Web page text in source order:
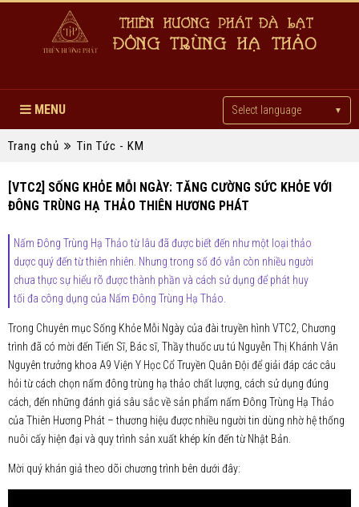
Select language ▼
MENU
Trang chủ Tin Tức - KM
[VTC2] SỐNG KHỎE MỖI NGÀY: TĂNG CƯỜNG SỨC KHỎE VỚI
ĐÔNG TRÙNG HẠ THẢO THIÊN HƯƠNG PHÁT
Nấm Đông Trùng Hạ Thảo từ lâu đã được biết đến như một loại thảo
dược quý đến từ thiên nhiên. Nhưng trong số đó vẫn còn nhiều người
chưa thực sự hiểu rõ được thành phần và cách sử dụng để phát huy
tối đa công dụng của Nấm Đông Trùng Hạ Thảo.
Trong Chuyên mục Sống Khỏe Mỗi Ngày của đài truyền hình VTC2, Chương
trình đã có mời đến Tiến Sĩ, Bác sĩ, Thầy thuốc ưu tú Nguyễn Thị Khánh Vân
Nguyên trưởng khoa A9 Viện Y Học Cổ Truyền Quân Đội để giải đáp các câu
hỏi từ cách chọn nấm đông trùng hạ thảo chất lượng, cách sử dụng đúng
cách, đến những đánh giá sâu sắc về sản phẩm nấm Đông Trùng Hạ Thảo
của Thiên Hương Phát – thương hiệu được nhiều người tin dùng nhờ hệ thống
nuôi cấy hiện đại và quy trình sản xuất khép kín đến từ Nhật Bản.
Mời quý khán giả theo dõi chương trình bên dưới đây: